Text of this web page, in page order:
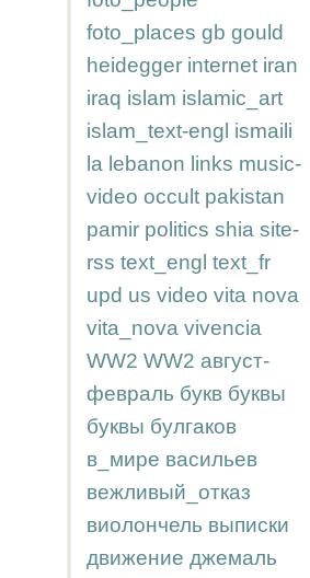
foto_places gb gould
heidegger internet iran
iraq islam islamic_art
islam_text-engl ismaili
la lebanon links music-
video occult pakistan
pamir politics shia site-
rss text_engl text_fr
upd us video vita nova
vita_nova vivencia
WW2 WW2 август-
февраль букв буквы
буквы булгаков
в_мире васильев
вежливый_отказ
виолончель выписки
движение джемаль